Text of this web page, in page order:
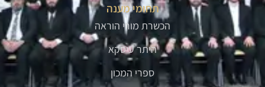
תחומי מענה
הכשרת מורי הוראה
היתר עיסקא
ספרי המכון